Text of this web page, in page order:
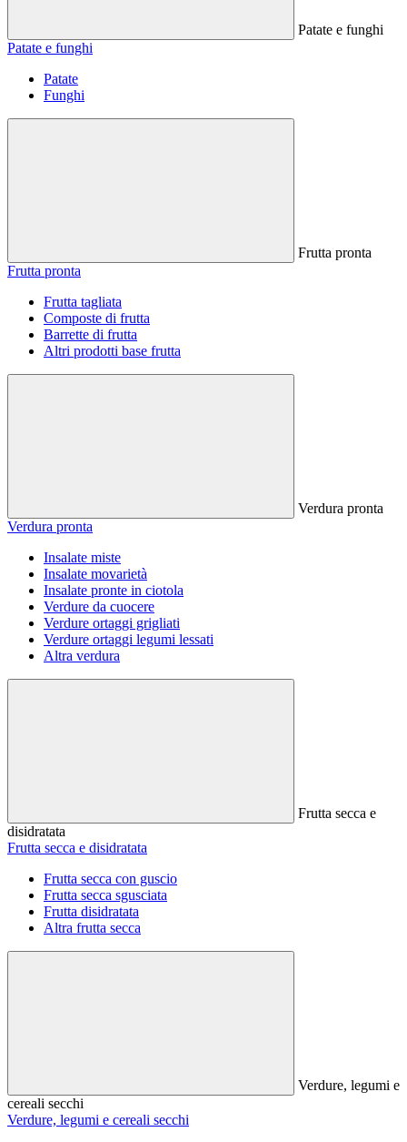
Patate e funghi
Patate e funghi
Patate
Funghi
Frutta pronta
Frutta pronta
Frutta tagliata
Composte di frutta
Barrette di frutta
Altri prodotti base frutta
Verdura pronta
Verdura pronta
Insalate miste
Insalate movarietà
Insalate pronte in ciotola
Verdure da cuocere
Verdure ortaggi grigliati
Verdure ortaggi legumi lessati
Altra verdura
Frutta secca e
disidratata
Frutta secca e disidratata
Frutta secca con guscio
Frutta secca sgusciata
Frutta disidratata
Altra frutta secca
Verdure, legumi e
cereali secchi
Verdure, legumi e cereali secchi